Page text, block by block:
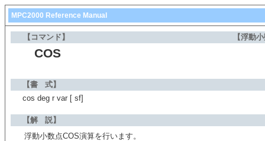
MPC2000 Reference Manual
【コマンド】 【浮動
COS
【書 式】
cos deg r var [ sf]
【解 説】
浮動小数点COS演算を行います。